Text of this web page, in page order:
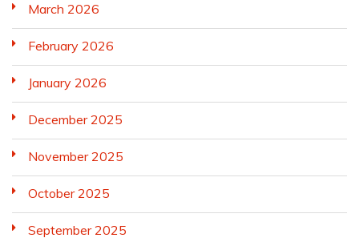
March 2026
February 2026
January 2026
December 2025
November 2025
October 2025
September 2025